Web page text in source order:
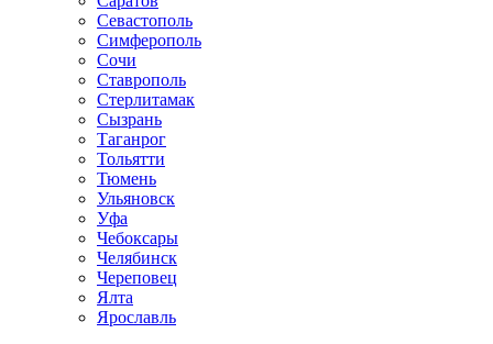
Севастополь
Симферополь
Сочи
Ставрополь
Стерлитамак
Сызрань
Таганрог
Тольятти
Тюмень
Ульяновск
Уфа
Чебоксары
Челябинск
Череповец
Ялта
Ярославль